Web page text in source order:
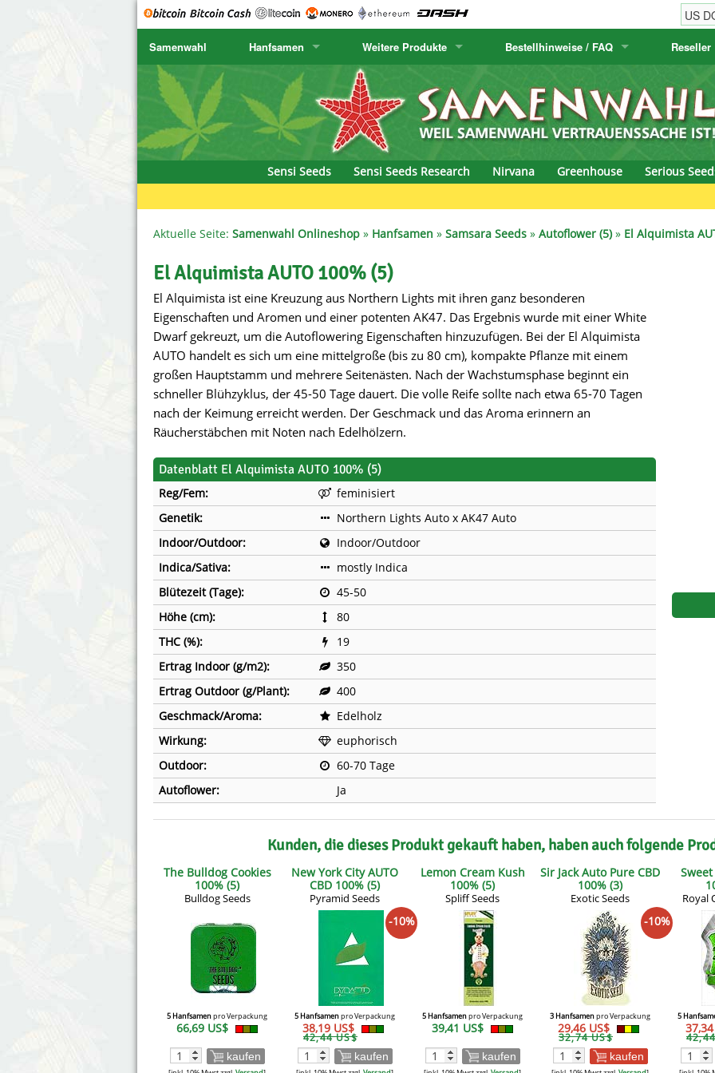
Samenwahl Hanfsamen
SENSI SEEDS
SENSI SEEDS RESEARCH
NIRVANA
SERIOUS SEEDS
SPLIFF SEEDS
Ace Seeds
Anaconda Seeds
Annabelle´s Garden
Barney´s Farm
Blimburn Seeds
Bulk Seed Bank
Bulldog Seeds
Cannabella Genetics
CBD Crew
Chronic & Caviar
Delicious Seeds
Dr. Underground Seeds
Dutch Passion
Empire Seeds
Exotic Seeds
Fast Buds
Female Seeds
G13 Labs
Genehtik Seeds
Green Bodhi
House of the Great Gardener
Humboldt Seed Company
Humboldt Seeds
Kannabia
krauTHCollective
La Semilla Automatica
Mallorca Seeds
Mandala
Ministry of Cannabis
Paradise Seeds
Positronics
Prana Medical
Ripper Seeds
Seedsman
Söllner - Vadda's
Strain Hunters
Weitere Produkte
Kakteensamen
Kanarische Flora
Bestellhinweise / FAQ
Bestellhinweise
Versandhinweise
Reseller
E-MAIL
PASSWORT
Sensi Seeds Sensi Seeds Research Nirvana Greenhouse Serious
Aktuelle Seite: Samenwahl Onlineshop » Hanfsamen » Samsara Seeds » Autoflower (5)» El Alquimista
El Alquimista AUTO 100% (5)
El Alquimista ist eine Kreuzung aus Northern Lights mit ihren ganz besonderen
Eigenschaften und Aromen und einer potenten AK47. Das Ergebnis wurde mit einer White
Dwarf gekreuzt, um die Autoflowering Eigenschaften hinzuzufügen. Bei der El Alquimista
AUTO handelt es sich um eine mittelgroße (bis zu 80 cm), kompakte Pflanze mit einem
großen Hauptstamm und mehrere Seitenästen. Nach der Wachstumsphase beginnt ein
schneller Blühzyklus, der 45-50 Tage dauert. Die volle Reife sollte nach etwa 65-70 Tagen
nach der Keimung erreicht werden. Der Geschmack und das Aroma erinnern an
Räucherstäbchen mit Noten nach Edelhölzern.
Datenblatt El Alquimista AUTO 100% (5)
Reg/Fem:
feminisiert
Genetik:
Northern Lights Auto x AK47 Auto
Indoor/Outdoor:
Indoor/Outdoor
Indica/Sativa:
mostly Indica
Blütezeit (Tage):
45-50
Höhe (cm):
80
THC (%):
19
Ertrag Indoor (g/m2):
350
Ertrag Outdoor (g/Plant):
400
Geschmack/Aroma:
Edelholz
Wirkung:
euphorisch
Outdoor:
60-70 Tage
Autoflower:
Ja
Kunden, die dieses Produkt gekauft haben, haben auch folgende
The Bulldog Cookies
100% (5)
Bulldog Seeds
5 Hanfsamenpro Verpackung
66,69 US$
kaufen
New York City AUTO
CBD 100% (5)
Pyramid Seeds
-10%
5 Hanfsamenpro Verpackung
38,19 US$
42,44 US$
kaufen
Lemon Cream Kush
100% (5)
Spliff Seeds
5 Hanfsamenpro Verpackung
39,41 US$
kaufen
Sir Jack Auto Pure CBD
100% (3)
Exotic Seeds
-10%
3 Hanfsamenpro Verpackung
29,46 US$
32,74 US$
kaufen
Royal
5